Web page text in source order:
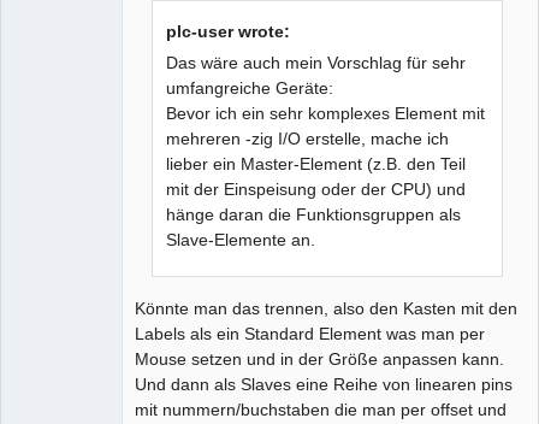
plc-user wrote:
Das wäre auch mein Vorschlag für sehr
umfangreiche Geräte:
Bevor ich ein sehr komplexes Element mit
mehreren -zig I/O erstelle, mache ich
lieber ein Master-Element (z.B. den Teil
mit der Einspeisung oder der CPU) und
hänge daran die Funktionsgruppen als
Slave-Elemente an.
Könnte man das trennen, also den Kasten mit den
Labels als ein Standard Element was man per
Mouse setzen und in der Größe anpassen kann.
Und dann als Slaves eine Reihe von linearen pins
mit nummern/buchstaben die man per offset und